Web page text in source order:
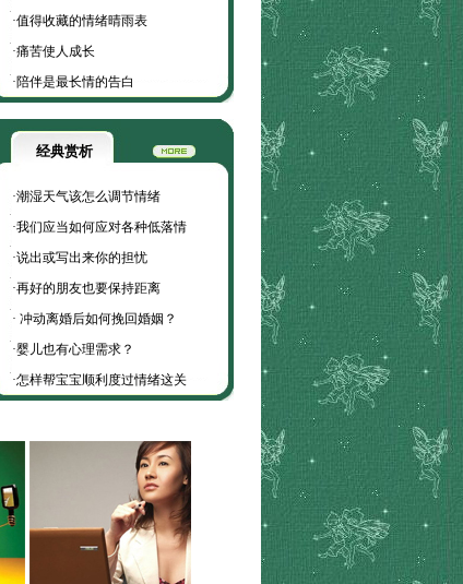
·值得收藏的情绪晴雨表
·痛苦使人成长
·陪伴是最长情的告白
经典赏析
·潮湿天气该怎么调节情绪
·我们应当如何应对各种低落情
·说出或写出来你的担忧
·再好的朋友也要保持距离
· 冲动离婚后如何挽回婚姻？
·婴儿也有心理需求？
·怎样帮宝宝顺利度过情绪这关